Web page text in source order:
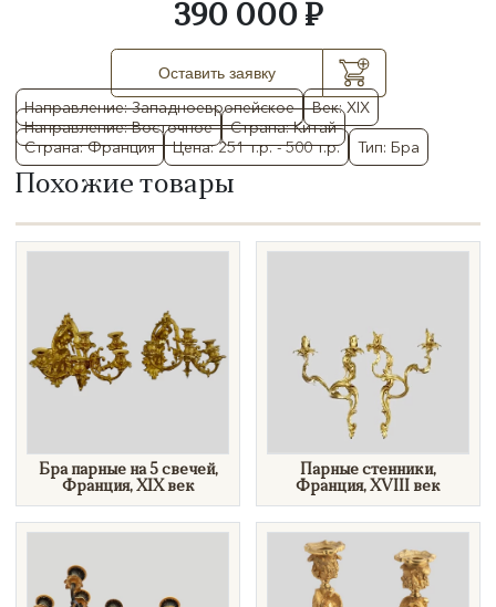
Направление: Западноевропейское
Век: XIX
Направление: Восточное
Страна: Китай
Страна: Франция
Цена: 251 т.р. - 500 т.р. Тип: Бра
390 000 ₽
Оставить заявку
Похожие товары
Бра парные на 5 свечей,
Франция, XIX век
Парные стенники,
Франция, XVIII век